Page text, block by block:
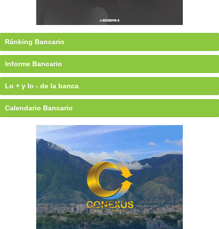
Ránking Bancario
Informe Bancario
Lo + y lo - de la banca
Calendario Bancario